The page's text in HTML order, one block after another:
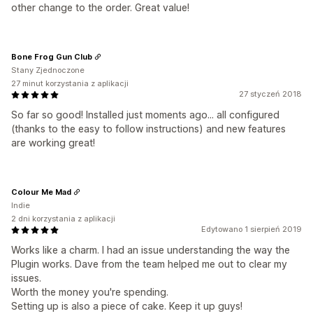
other change to the order. Great value!
27 styczeń 2018
So far so good! Installed just moments ago... all configured
(thanks to the easy to follow instructions) and new features
are working great!
Bone Frog Gun Club
Stany Zjednoczone
27 minut korzystania z aplikacji
Edytowano 1 sierpień 2019
Works like a charm. I had an issue understanding the way the
Plugin works. Dave from the team helped me out to clear my
issues.
Worth the money you're spending.
Setting up is also a piece of cake. Keep it up guys!
Colour Me Mad
Indie
2 dni korzystania z aplikacji